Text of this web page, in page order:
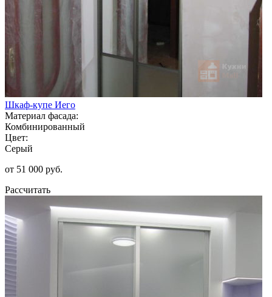
Шкаф-купе Иего
Материал фасада:
Комбинированный
Цвет:
Серый
от 51 000 руб.
Рассчитать